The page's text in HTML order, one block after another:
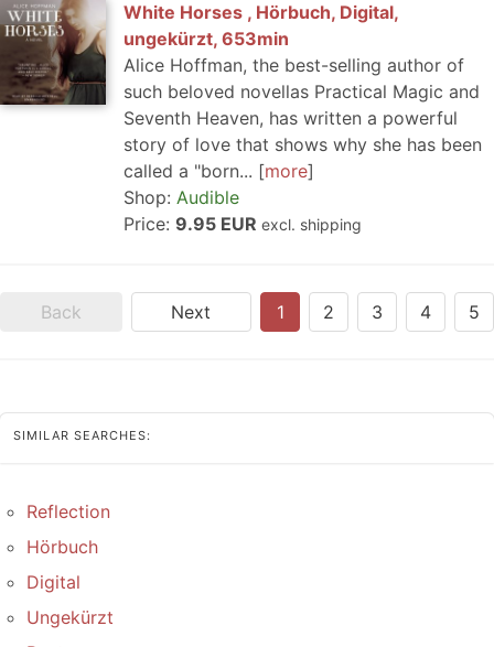
White Horses , Hörbuch, Digital,
ungekürzt, 653min
Alice Hoffman, the best-selling author of
such beloved novellas Practical Magic and
Seventh Heaven, has written a powerful
story of love that shows why she has been
called a "born...
more
Shop: Audible
Price: 9.95 EUR excl. shipping
Back Next 1 2 3 4 5
SIMILAR SEARCHES:
Reflection
Hörbuch
Digital
Ungekürzt